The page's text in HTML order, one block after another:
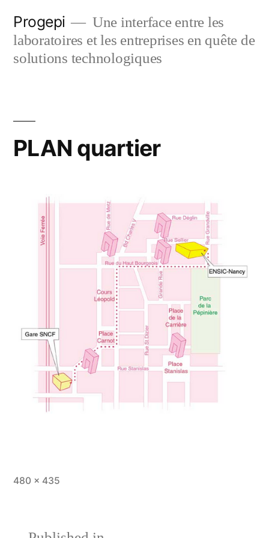
content
Progepi
Une interface entre les
laboratoires et les entreprises en quête de
solutions technologiques
PLAN quartier
Full
480 × 435